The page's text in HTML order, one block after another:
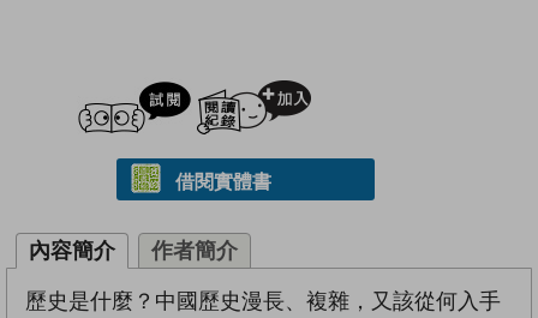
試閲
借閱實體書
內容簡介 作者簡介
歷史是什麼？中國歷史漫長、複雜，又該從何入手